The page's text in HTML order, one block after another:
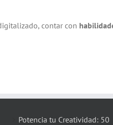
contar con
Potencia tu Creatividad: 50